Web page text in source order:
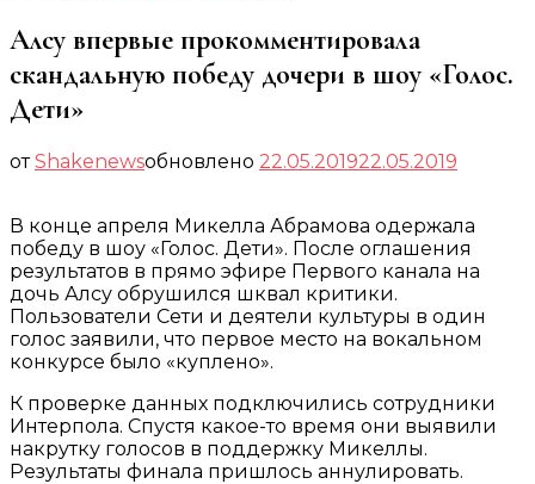
Алсу впервые прокомментировала
скандальную победу дочери в шоу «Голос.
Дети»
отShakenewsобновлено 22.05.201922.05.2019
В конце апреля Микелла Абрамова одержала
победу в шоу «Голос. Дети». После оглашения
результатов в прямо эфире Первого канала на
дочь Алсу обрушился шквал критики.
Пользователи Сети и деятели культуры в один
голос заявили, что первое место на вокальном
конкурсе было «куплено».
К проверке данных подключились сотрудники
Интерпола. Спустя какое-то время они выявили
накрутку голосов в поддержку Микеллы.
Результаты финала пришлось аннулировать.